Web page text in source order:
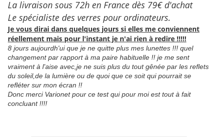
La livraison sous 72h en France dès 79€ d'achat
Le spécialiste des verres pour ordinateurs.
Je vous dirai dans quelques jours si elles me conviennent
réellement mais pour l'instant je n'ai rien à redire !!!!!
8 jours aujourdh'ui que je ne quitte plus mes lunettes !!! quel
changement par rapport à ma paire habituelle !! je me sent
vraiment à l'aise avec,je ne suis plus du tout gênée par les reflets
du soleil,de la lumière ou de quoi que ce soit qui pourrait se
refléter sur mon écran !!
Donc merci Varionet pour ce test qui pour moi est tout à fait
concluant !!!!